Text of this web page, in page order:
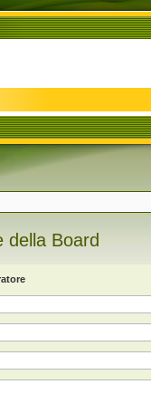
della Board